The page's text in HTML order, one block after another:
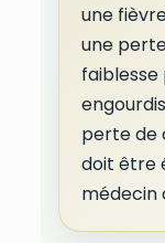
une
une
faiblesse
perte de
doit être
médecin